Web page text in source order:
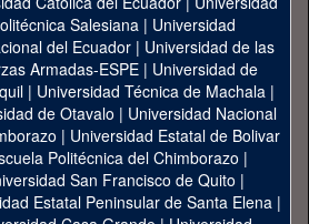
Salesiana | Universidad
del Ecuador | Universidad de las
Armadas-ESPE | Universidad de
| Universidad Técnica de Machala|
de Otavalo | Universidad Nacional
| Universidad Estatal de Bolivar
Politécnica del Chimborazo |
San Francisco de Quito |
Estatal Peninsular de Santa Elena|